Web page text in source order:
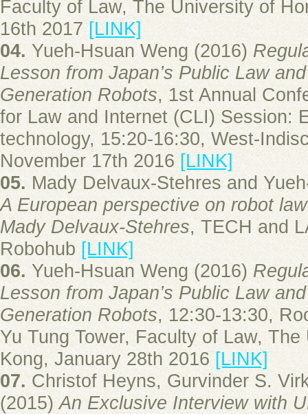
Faculty of Law, The University of
16th 2017 [LINK]
04. Yueh-Hsuan Weng (2016)
Lesson from Japan’s Public Law
Generation Robots, 1st Annual
for Law and Internet (CLI) Session:
technology, 15:20-16:30, West-
November 17th 2016 [LINK]
05. Mady Delvaux-Stehres and
A European perspective on robot
Mady Delvaux-Stehres, TECH and
Robohub [LINK]
06. Yueh-Hsuan Weng (2016)
Lesson from Japan’s Public Law
Generation Robots, 12:30-13:30,
Yu Tung Tower, Faculty of Law,
Kong, January 28th 2016 [LINK]
07. Christof Heyns, Gurvinder S.
(2015)An Exclusive Interview with